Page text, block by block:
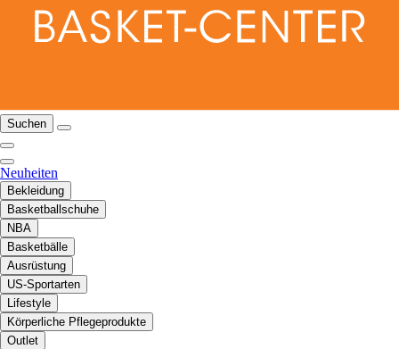
Suchen
Neuheiten
Bekleidung
Basketballschuhe
NBA
Basketbälle
Ausrüstung
US-Sportarten
Lifestyle
Körperliche Pflegeprodukte
Outlet